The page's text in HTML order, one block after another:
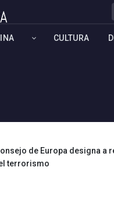
CULTURA
de Europa designa a
terrorismo